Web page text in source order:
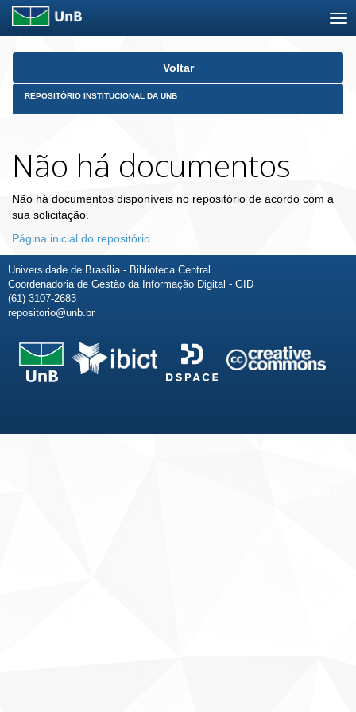
Skip
Voltar
REPOSITÓRIO INSTITUCIONAL DA UNB
Não há documentos
Não há documentos disponíveis no repositório de acordo com a
sua solicitação.
Página inicial do repositório
Universidade de Brasília - Biblioteca Central
Coordenadoria de Gestão da Informação Digital - GID
(61) 3107-2683
repositorio@unb.br